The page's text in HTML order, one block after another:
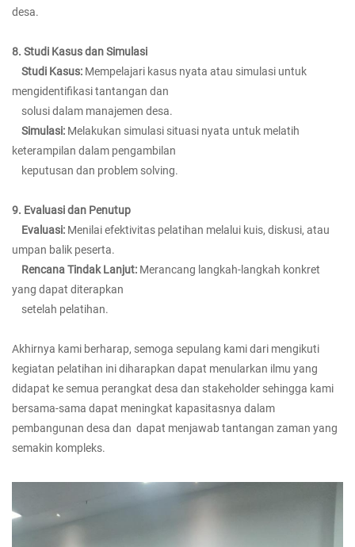
desa.
8. Studi Kasus dan Simulasi
Studi Kasus: Mempelajari kasus nyata atau simulasi untuk
mengidentifikasi tantangan dan
solusi dalam manajemen desa.
Simulasi: Melakukan simulasi situasi nyata untuk melatih
keterampilan dalam pengambilan
keputusan dan problem solving.
9. Evaluasi dan Penutup
Evaluasi: Menilai efektivitas pelatihan melalui kuis, diskusi, atau
umpan balik peserta.
Rencana Tindak Lanjut: Merancang langkah-langkah konkret
yang dapat diterapkan
setelah pelatihan.
Akhirnya kami berharap, semoga sepulang kami dari mengikuti
kegiatan pelatihan ini diharapkan dapat menularkan ilmu yang
didapat ke semua perangkat desa dan stakeholder sehingga kami
bersama-sama dapat meningkat kapasitasnya dalam
pembangunan desa dan dapat menjawab tantangan zaman yang
semakin kompleks.